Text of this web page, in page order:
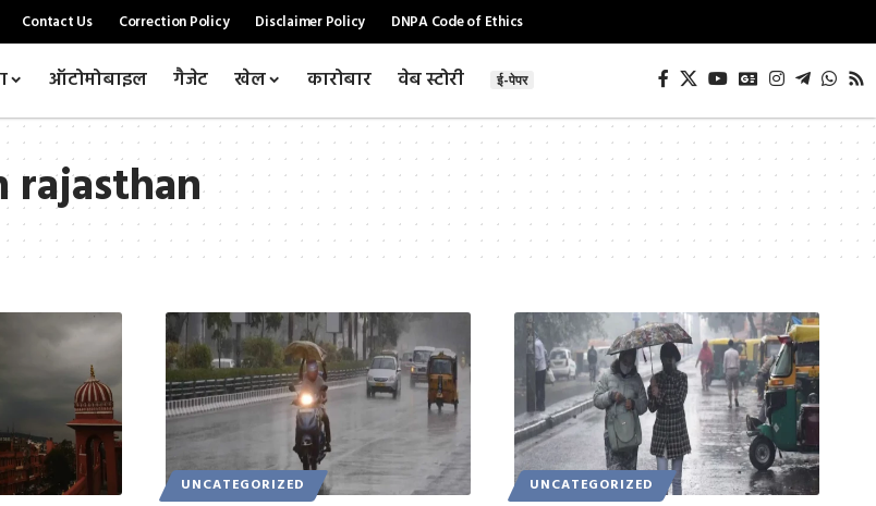
Contact Us Correction Policy Disclaimer Policy DNPA Code of Ethics
ऑटोमोबाइल गैजेट खेल कारोबार वेब स्टोरी ई-पेपर
rajasthan
UNCATEGORIZED UNCATEGORIZED